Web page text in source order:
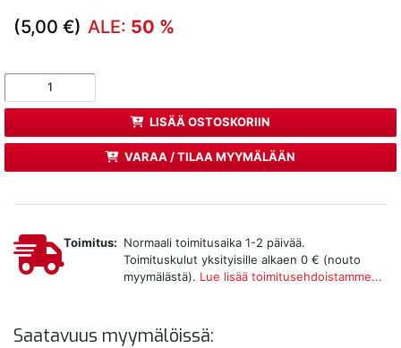
(5,00 €) ALE: 50 %
LISÄÄ OSTOSKORIIN
VARAA / TILAA MYYMÄLÄÄN
Toimitus: Normaali toimitusaika 1-2 päivää.
Toimituskulut yksityisille alkaen 0 € (nouto
myymälästä). Lue lisää toimitusehdoistamme...
Saatavuus myymälöissä: